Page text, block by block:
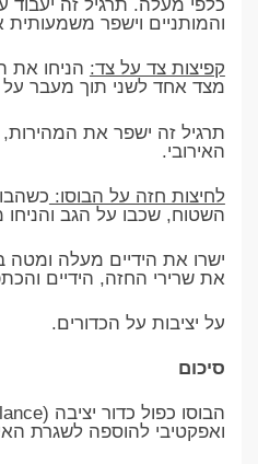
כלפי מעלה. תרגיל זה יעבוד
והמותניים וישפר משמעותית
קפיצות צד על צד: הניחו את
מצד אחד לשני תוך מעבר על
תרגיל זה ישפר את המהירות,
האירובי.
לחיצות חזה על הבוסו:
השטוח, שכבו על הגב והניחו
ישרו את הידיים מעלה ומטה
את שרירי החזה, הידיים
על יציבות על הכדורים.
סיכום
ואפקטיבי להוספה לשגרת